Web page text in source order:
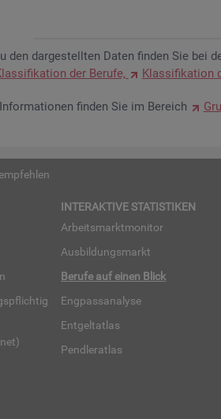
den dar­ge­stell­ten Daten fin­den Sie bei
der Be­ru­fe, Klas­si­fi­ka­ti­on
fin­den Sie im Be­reich
empfehlen
IN­TER­AK­TI­VE STA­TIS­TI­KEN
Ar­beits­markt­mo­ni­tor
Aus­bil­dungs­markt
Be­ru­fe auf einen Blick
Eng­pass­ana­ly­se
Ent­gel­t­at­las
Pend­ler­at­las